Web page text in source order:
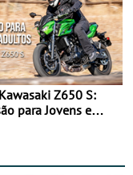
Z650 S:
para Jovens e